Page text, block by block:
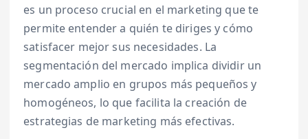
es un proceso crucial en el marketing que te
permite entender a quién te diriges y cómo
satisfacer mejor sus necesidades. La
segmentación del mercado implica dividir un
mercado amplio en grupos más pequeños y
homogéneos, lo que facilita la creación de
estrategias de marketing más efectivas.